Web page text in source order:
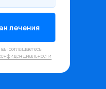
лечения
соглашаетесь